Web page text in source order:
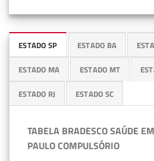
ESTADO SP ESTADO BA
ESTADO MA ESTADO MT
ESTADO RJ ESTADO SC
TABELA BRADESCO SAÚDE
PAULO COMPULSÓRIO